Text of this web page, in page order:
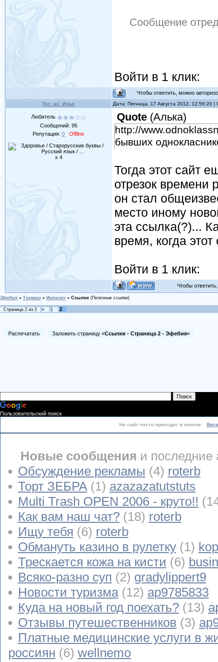
Сообщение
Войти в 1 клик:
Чтобы ответить, можно
Тот_же_Илья Дата: Пятница, 17 Августа 2012, 12:56:20
Любитель
Сообщений: 95
Репутация:0 Offline
x 4
Quote(Алька)
http://
бывших
Тогда этот сайт
отрезок времени
он стал
место иному
эта ссылка(?)...
время, когда этот
Войти в 1 клик:
Чтобы
Эфебия » Техника » Интернет » Ссылки (Полезные ссылки)
Страница 2 из 2 « 1 2
Распечатать Заложить страницу «Ссылки - Страница 2 - Эфебия»
Пользовательский поиск
На сайт часто приходят в поиске:
Новые сообщения и последние
Обсуждение рекламы (4) roterb
Торт ЗЕБРА (1) azazazatutstuts
Multi Trash OPEN 2006 - круто!!
Как вам наш чат? (18) roterb
Ищу тебя (6) roterb
Обмануть казино в рулетку (1)
Трескается кожа на кисти (6)
Всяко-разно суп (2) gradylippert9
Новости туризма (12) ap9785833
Куда на новый год поехать? (13)
Отзывы путешественников (3)
Платные медицинские услуги в
россиян (6) wellnemo